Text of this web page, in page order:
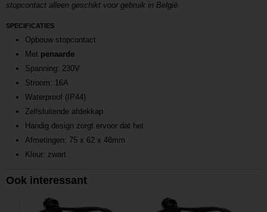
stopcontact alleen geschikt voor gebruik in België.
SPECIFICATIES
Opbouw stopcontact
Met penaarde
Spanning: 230V
Stroom: 16A
Waterproof (IP44)
Zelfsluitende afdekkap
Handig design zorgt ervoor dat het
Afmetingen: 75 x 62 x 48mm
Kleur: zwart
Ook interessant